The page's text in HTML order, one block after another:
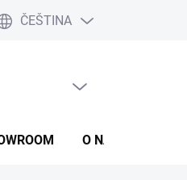
ČEŠTINA
O NÁS